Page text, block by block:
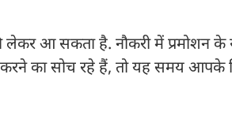
लेकर आ सकता है. नौकरी में
का सोच रहे हैं, तो यह समय आपके